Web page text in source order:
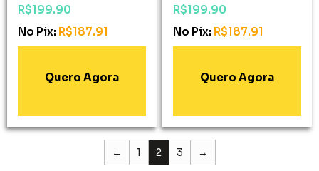
R$199.90
No Pix: R$187.91
R$199.90
No Pix: R$187.91
← 1 2 3 →